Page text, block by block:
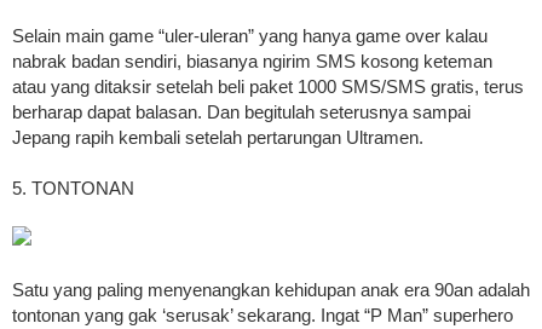
Selain main game “uler-uleran” yang hanya game over kalau
nabrak badan sendiri, biasanya ngirim SMS kosong keteman
atau yang ditaksir setelah beli paket 1000 SMS/SMS gratis, terus
berharap dapat balasan. Dan begitulah seterusnya sampai
Jepang rapih kembali setelah pertarungan Ultramen.
5. TONTONAN
Satu yang paling menyenangkan kehidupan anak era 90an adalah
tontonan yang gak ‘serusak’ sekarang. Ingat “P Man” superhero